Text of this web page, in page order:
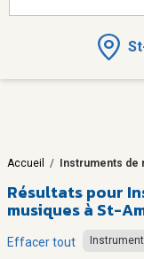
Accueil / Instruments de
Résultats pour
musiques à St-
Effacer tout